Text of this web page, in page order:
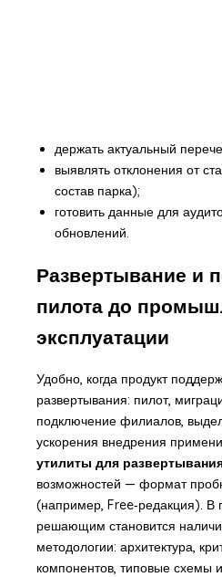
держать актуальный
выявлять отклонения от
состав парка);
готовить данные для
обновлений.
Развертывание и
пилота до
эксплуатации
Удобно, когда продукт
развертывания: пилот,
подключение филиалов,
ускорения внедрения
утилиты для
возможностей — формат
(например, Free‑редакция).
решающим становится
методологии: архитектура,
компонентов, типовые схемы